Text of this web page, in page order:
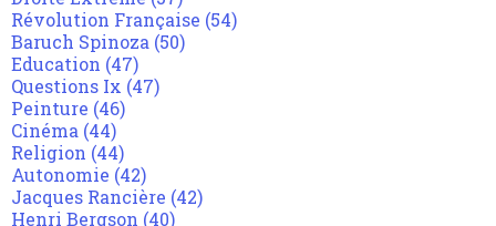
Révolution Française (54)
Baruch Spinoza (50)
Education (47)
Questions Ix (47)
Peinture (46)
Cinéma (44)
Religion (44)
Autonomie (42)
Jacques Rancière (42)
Henri Bergson (40)